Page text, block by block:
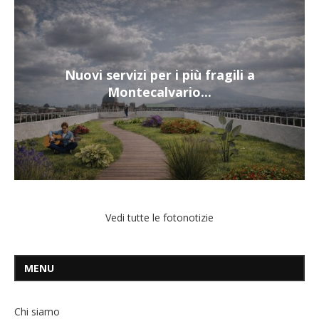
Nuovi servizi per i più fragili a
Montecalvario...
Vedi tutte le fotonotizie
MENU
Chi siamo